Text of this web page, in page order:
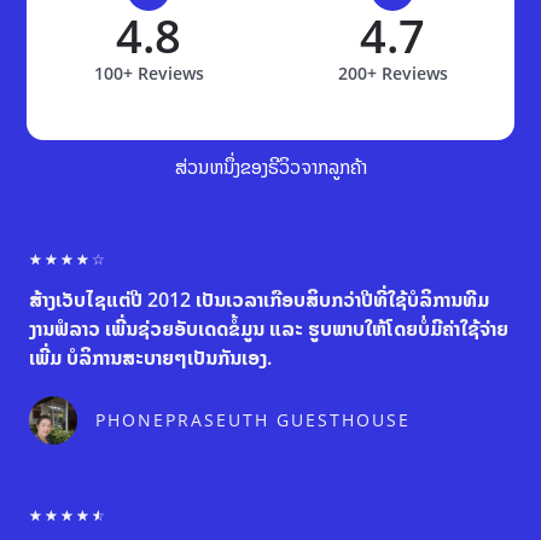
4.8
100+ Reviews
4.7
200+ Reviews
ສ່ວນຫນຶ່ງຂອງຣີວິວຈາກລູກຄ້າ
☆ ☆ ☆ ☆ ☆
t
e
4
u
ສ້າງເວັບໄຊແຕ່ປີ 2012 ເປັນເວລາເກືອບສິບກວ່າປີທີ່ໃຊ້ບໍລິການທີມ
ງານຟໍລາວ ເພີ່ນຊ່ວຍອັບເດດຂໍ້ມູນ ແລະ ຮູບພາບໃຫ້ໂດຍບໍ່ມີຄ່າໃຊ້ຈ່າຍ
ເພີ່ມ ບໍລິການສະບາຍໆເປັນກັນເອງ.
PHONEPRASEUTH GUESTHOUSE
☆ ☆ ☆ ☆ ☆